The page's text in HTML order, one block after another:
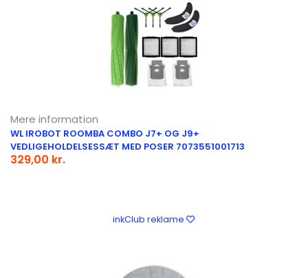
Mere information
WL IROBOT ROOMBA COMBO J7+ OG J9+
VEDLIGEHOLDELSESSÆT MED POSER 7073551001713
329,00 kr.
inkClub reklame